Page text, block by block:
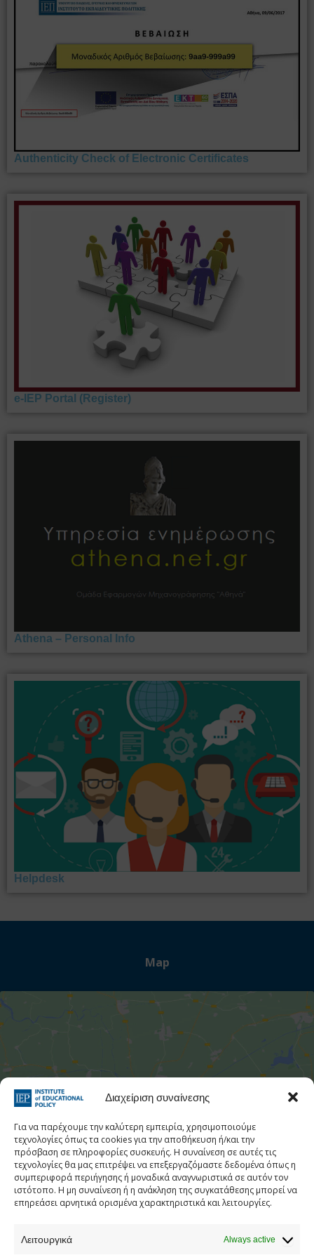
Διαχείριση συναίνεσης
Για να παρέχουμε την καλύτερη εμπειρία, χρησιμοποιούμε
τεχνολογίες όπως τα cookies για την αποθήκευση ή/και την
πρόσβαση σε πληροφορίες συσκευής. Η συναίνεση σε αυτές τις
τεχνολογίες θα μας επιτρέψει να επεξεργαζόμαστε δεδομένα όπως η
συμπεριφορά περιήγησης ή μοναδικά αναγνωριστικά σε αυτόν τον
ιστότοπο. Η μη συναίνεση ή η ανάκληση της συγκατάθεσης μπορεί να
επηρεάσει αρνητικά ορισμένα χαρακτηριστικά και λειτουργίες.
Λειτουργικά Always active
Authenticity Check of Electronic Certificates
e-IEP Portal (Register)
Athena – Personal Info
Helpdesk
Map
Click to accept marketing cookies and